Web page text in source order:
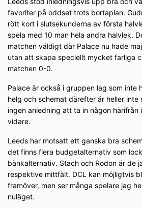
favoriter på oddset trots bortaplan.
rött kort i slutsekunderna av första
spela med 10 man hela andra halvlek.
matchen väldigt där Palace nu hade
utan att skapa speciellt mycket farliga
matchen 0-0.
Palace är också i gruppen lag som inte
helg och schemat därefter är heller inte
ingen anledning att ta in någon härifrån
vidare.
Leeds har motsatt ett ganska bra
det finns flera budgetalternativ som
bänkalternativ. Stach och Rodon är de
respektive mittfält. DCL kan möjligtvis
framöver, men ser många spelare jag
nuläget.